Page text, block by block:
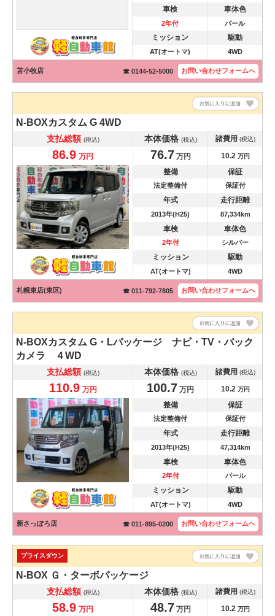
車検 車体色
2年付 パール
ミッション 駆動
AT(オートマ) 4WD
苫小牧店 ☎ 0144-52-5000 お問い合わせフォームへ
N-BOXカスタム G 4WD
支払総額 (税込) 本体価格 (税込) 諸費用 (税込)
86.9 万円 76.7 万円 10.2 万円
整備 保証
法定整備付 保証付
年式 走行距離
2013年(H25) 87,334km
車検 車体色
2年付 シルバー
ミッション 駆動
AT(オートマ) 4WD
札幌東店(東区) ☎ 011-792-7805 お問い合わせフォームへ
N-BOXカスタム G・Lパッケージ ナビ・TV・バック
カメラ ４WD
支払総額 (税込) 本体価格 (税込) 諸費用 (税込)
110.9 万円 100.7 万円 10.2 万円
整備 保証
法定整備付 保証付
年式 走行距離
2013年(H25) 47,314km
車検 車体色
2年付 パール
ミッション 駆動
AT(オートマ) 4WD
新さっぽろ店 ☎ 011-895-0200 お問い合わせフォームへ
プライスダウン
N-BOX Ｇ・ターボパッケージ
支払総額 (税込) 本体価格 (税込) 諸費用 (税込)
58.9 万円 48.7 万円 10.2 万円